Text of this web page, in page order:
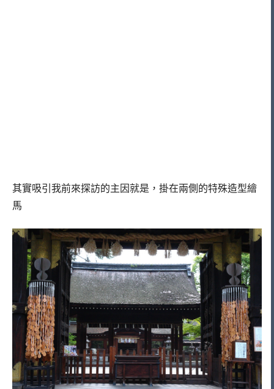
其實吸引我前來探訪的主因就是，掛在兩側的特殊造型繪
馬